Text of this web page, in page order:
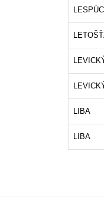
LIBA
LIBA